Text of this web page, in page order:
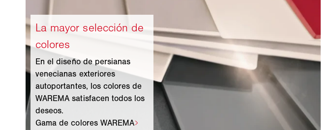
En el diseño de persianas
venecianas exteriores
autoportantes, los colores de
WAREMA satisfacen todos los
deseos.